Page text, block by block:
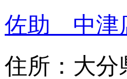
佐助 中津
住所：大分